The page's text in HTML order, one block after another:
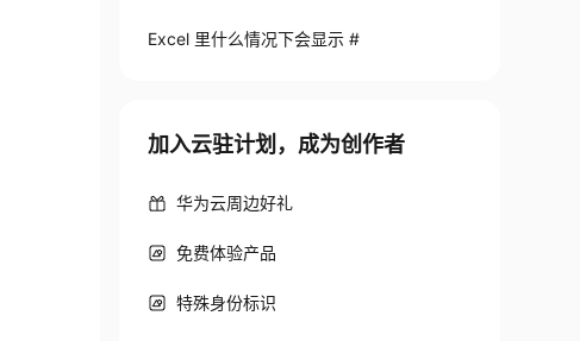
Excel 里什么情况下会显示 #
加入云驻计划，成为创作者
华为云周边好礼
免费体验产品
特殊身份标识